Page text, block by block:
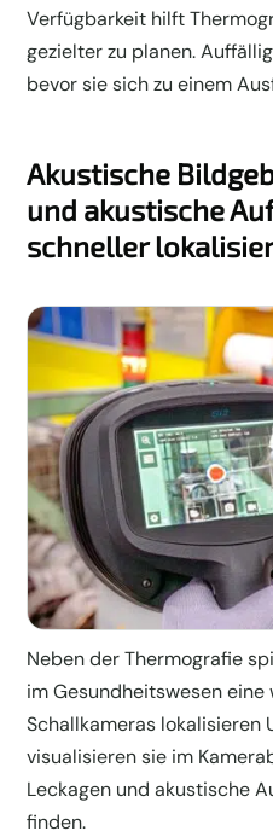
Verfügbarkeit hilft
gezielter zu planen.
bevor sie sich zu einem
Akustische
und akustische
schneller
Neben der Thermografie
im Gesundheitswesen eine
Schallkameras lokalisieren
visualisieren sie im
Leckagen und akustische
finden.